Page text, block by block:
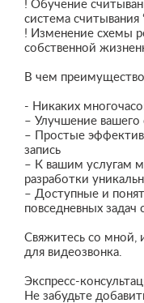
! Обучение
система считывания
! Изменение схемы
собственной
В чем
- Никаких
– Улучшение вашего
– Простые
запись
– К вашим услугам
разработки
– Доступные и
повседневных
Свяжитесь со мной,
для видеозвонка.
Экспресс-
Не забудьте